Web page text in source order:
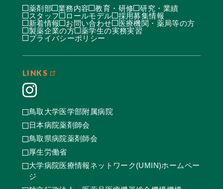
薬剤部 業務内容 教育・研修
研究・業績
スタッフ
ロールモデル
採用募集情報
新着情報
お問い合わせ
医療機関・薬局等の方
製薬企業の方
薬学生の実務実習
プライバシーポリシー
LINKS
鳥取大学医学部附属病院
日本病院薬剤師会
鳥取県病院薬剤師会
厚生労働省
大学病院医療情報ネットワーク(UMIN)ホームペー
ジ